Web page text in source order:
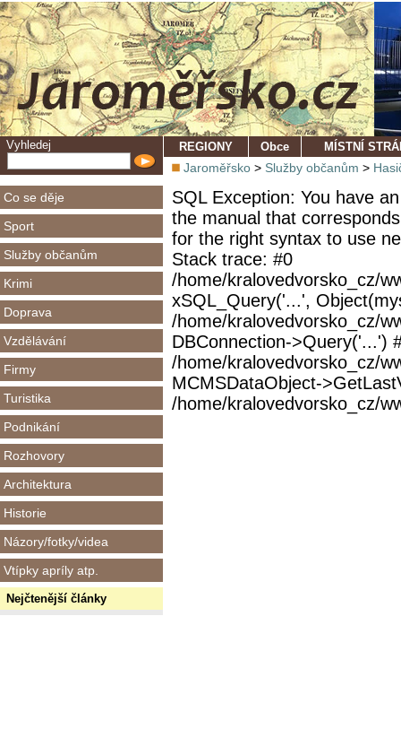
Vyhledej
Co se děje
Sport
Služby občanům
Krimi
Doprava
Vzdělávání
Firmy
Turistika
Podnikání
Rozhovory
Architektura
Historie
Názory/fotky/videa
Vtípky apríly atp.
Nejčtenější články
REGIONY Obce MÍSTNÍ
Jaroměřsko > Služby občanům >
SQL Exception: You have
the manual that
for the right syntax to use
Stack trace: #0
/home/kralovedvorsko_cz/
xSQL_Query('...',
/home/kralovedvorsko_cz/
DBConnection->Query('...')
/home/kralovedvorsko_cz/
MCMSDataObject-
/home/kralovedvorsko_cz/